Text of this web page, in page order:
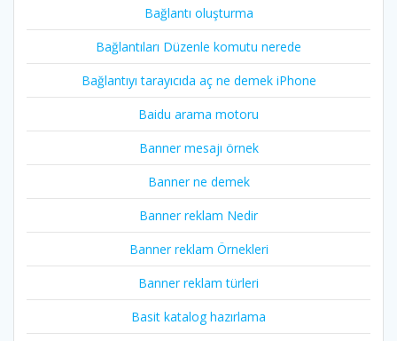
Bağlantı oluşturma
Bağlantıları Düzenle komutu nerede
Bağlantıyı tarayıcıda aç ne demek iPhone
Baidu arama motoru
Banner mesajı örnek
Banner ne demek
Banner reklam Nedir
Banner reklam Örnekleri
Banner reklam türleri
Basit katalog hazırlama